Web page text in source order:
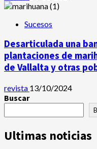
Sucesos
Desarticulada una
plantaciones de
de Vallalta y otras
revista 13/10/2024
Buscar
Ultimas noticias